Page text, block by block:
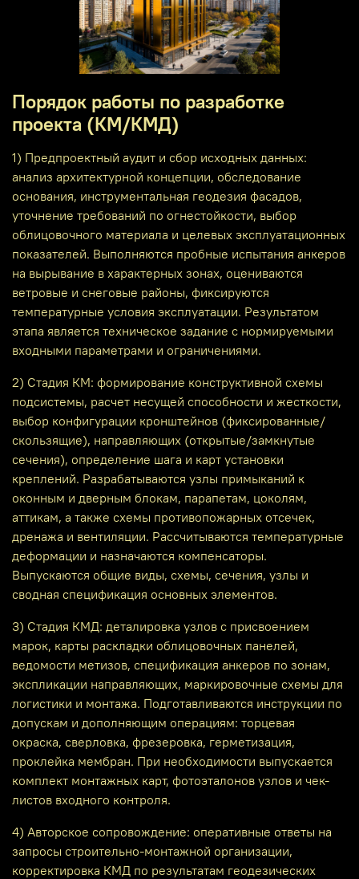
Порядок работы по разработке
проекта (КМ/КМД)
1) Предпроектный аудит и сбор исходных данных:
анализ архитектурной концепции, обследование
основания, инструментальная геодезия фасадов,
уточнение требований по огнестойкости, выбор
облицовочного материала и целевых эксплуатационных
показателей. Выполняются пробные испытания анкеров
на вырывание в характерных зонах, оцениваются
ветровые и снеговые районы, фиксируются
температурные условия эксплуатации. Результатом
этапа является техническое задание с нормируемыми
входными параметрами и ограничениями.
2) Стадия КМ: формирование конструктивной схемы
подсистемы, расчет несущей способности и жесткости,
выбор конфигурации кронштейнов (фиксированные/
скользящие), направляющих (открытые/замкнутые
сечения), определение шага и карт установки
креплений. Разрабатываются узлы примыканий к
оконным и дверным блокам, парапетам, цоколям,
аттикам, а также схемы противопожарных отсечек,
дренажа и вентиляции. Рассчитываются температурные
деформации и назначаются компенсаторы.
Выпускаются общие виды, схемы, сечения, узлы и
сводная спецификация основных элементов.
3) Стадия КМД: деталировка узлов с присвоением
марок, карты раскладки облицовочных панелей,
ведомости метизов, спецификация анкеров по зонам,
экспликации направляющих, маркировочные схемы для
логистики и монтажа. Подготавливаются инструкции по
допускам и дополняющим операциям: торцевая
окраска, сверловка, фрезеровка, герметизация,
проклейка мембран. При необходимости выпускается
комплект монтажных карт, фотоэталонов узлов и чек-
листов входного контроля.
4) Авторское сопровождение: оперативные ответы на
запросы строительно-монтажной организации,
корректировка КМД по результатам геодезических